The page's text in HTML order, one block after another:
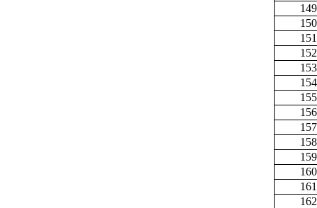
149
150
151
152
153
154
155
156
157
158
159
160
161
162